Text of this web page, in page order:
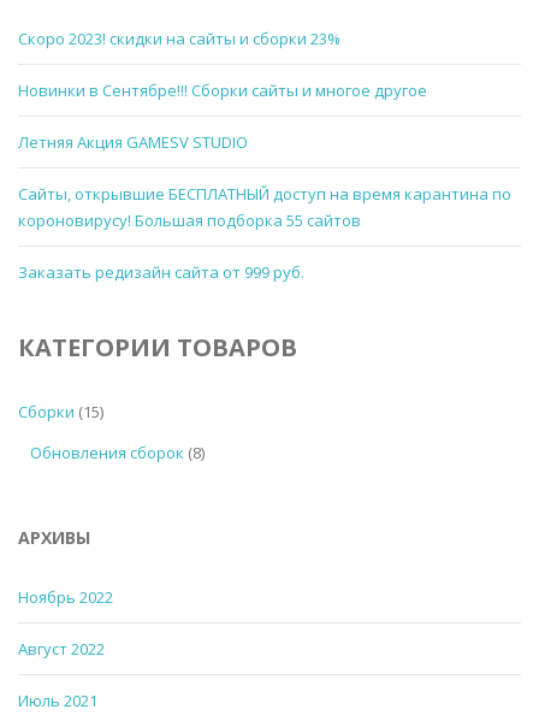
Скоро 2023! скидки на сайты и сборки 23%
Новинки в Сентябре!!! Сборки сайты и многое другое
Летняя Акция GAMESV STUDIO
Сайты, открывшие БЕСПЛАТНЫЙ доступ на время карантина по
короновирусу! Большая подборка 55 сайтов
Заказать редизайн сайта от 999 руб.
КАТЕГОРИИ ТОВАРОВ
Сборки (15)
Обновления сборок (8)
АРХИВЫ
Ноябрь 2022
Август 2022
Июль 2021